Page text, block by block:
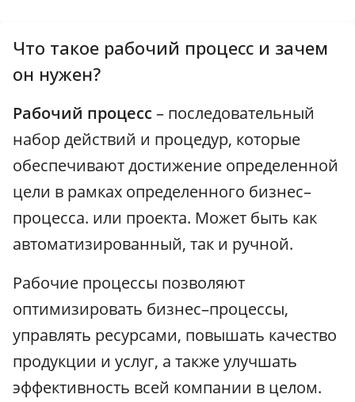
Что такое рабочий процесс и зачем
он нужен?
Рабочий процесс – последовательный
набор действий и процедур, которые
обеспечивают достижение определенной
цели в рамках определенного бизнес–
процесса. или проекта. Может быть как
автоматизированный, так и ручной.
Рабочие процессы позволяют
оптимизировать бизнес–процессы,
управлять ресурсами, повышать качество
продукции и услуг, а также улучшать
эффективность всей компании в целом.